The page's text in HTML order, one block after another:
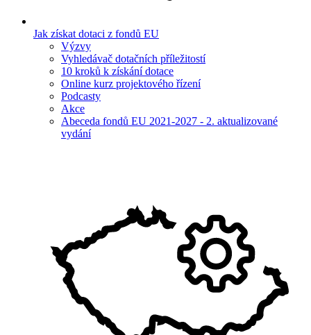
Jak získat dotaci z fondů EU
Výzvy
Vyhledávač dotačních příležitostí
10 kroků k získání dotace
Online kurz projektového řízení
Podcasty
Akce
Abeceda fondů EU 2021-2027 - 2. aktualizované
vydání